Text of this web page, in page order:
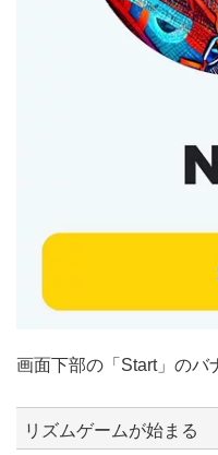
画面下部の「Start」のバ
リズムゲームが始まる